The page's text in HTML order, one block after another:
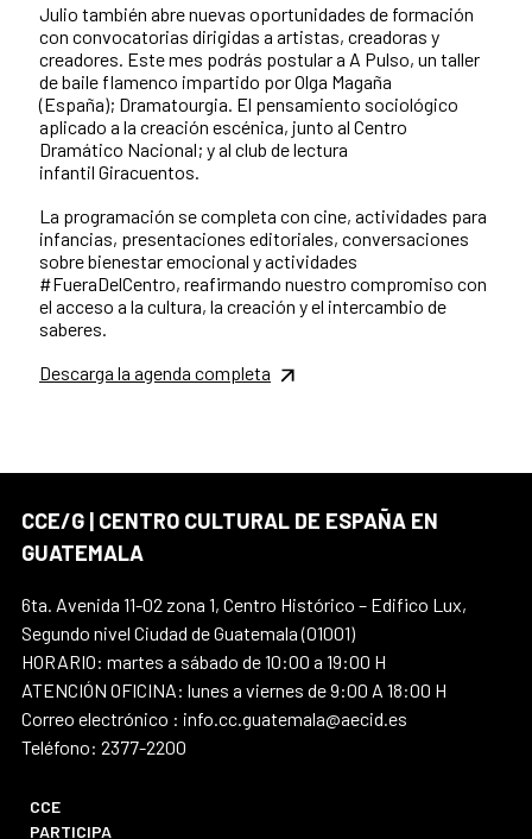
Julio también abre nuevas oportunidades de formación
con convocatorias dirigidas a artistas, creadoras y
creadores. Este mes podrás postular a A Pulso, un taller
de baile flamenco impartido por Olga Magaña
(España); Dramatourgia. El pensamiento sociológico
aplicado a la creación escénica, junto al Centro
Dramático Nacional; y al club de lectura
infantil Giracuentos.
La programación se completa con cine, actividades para
infancias, presentaciones editoriales, conversaciones
sobre bienestar emocional y actividades
#FueraDelCentro, reafirmando nuestro compromiso con
el acceso a la cultura, la creación y el intercambio de
saberes.
Descarga la agenda completa
CCE/G | CENTRO CULTURAL DE ESPAÑA EN
GUATEMALA
6ta. Avenida 11-02 zona 1, Centro Histórico – Edifico Lux,
Segundo nivel Ciudad de Guatemala (01001)
HORARIO: martes a sábado de 10:00 a 19:00 H
ATENCIÓN OFICINA: lunes a viernes de 9:00 A 18:00 H
Correo electrónico : info.cc.guatemala@aecid.es
Teléfono: 2377-2200
CCE
PARTICIPA